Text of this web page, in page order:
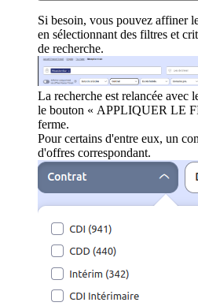
Si besoin, vous pouvez affiner
en sélectionnant des filtres et
de recherche.
La recherche est relancée avec
le bouton « APPLIQUER LE
ferme.
Pour certains d'entre eux, un
d'offres correspondant.